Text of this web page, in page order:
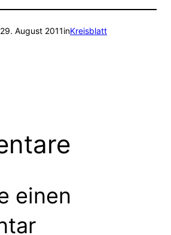
29. August 2011inKreisblatt
einen